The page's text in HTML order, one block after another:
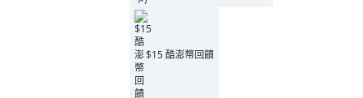
$15 酷澎幣回饋